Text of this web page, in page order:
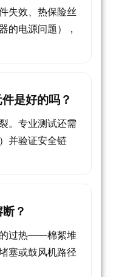
失效、热保险丝
的电源问题），
是好的吗？
。专业测试还需
并验证安全链
？
的过热——棉絮堆
塞或鼓风机路径